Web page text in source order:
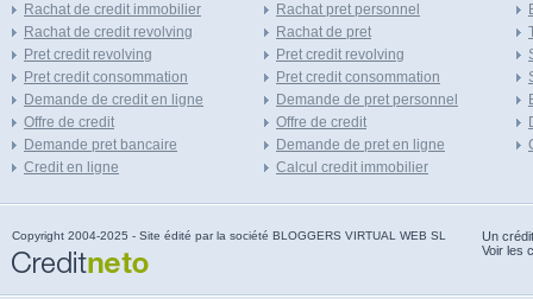
Rachat de credit immobilier
Rachat de credit revolving
Pret credit revolving
Pret credit consommation
Demande de credit en ligne
Offre de credit
Demande pret bancaire
Credit en ligne
Rachat pret personnel
Rachat de pret
Pret credit revolving
Pret credit consommation
Demande de pret personnel
Offre de credit
Demande de pret en ligne
Calcul credit immobilier
Copyright 2004-2025 - Site édité par la société BLOGGERS VIRTUAL WEB SL
Un
Voir les